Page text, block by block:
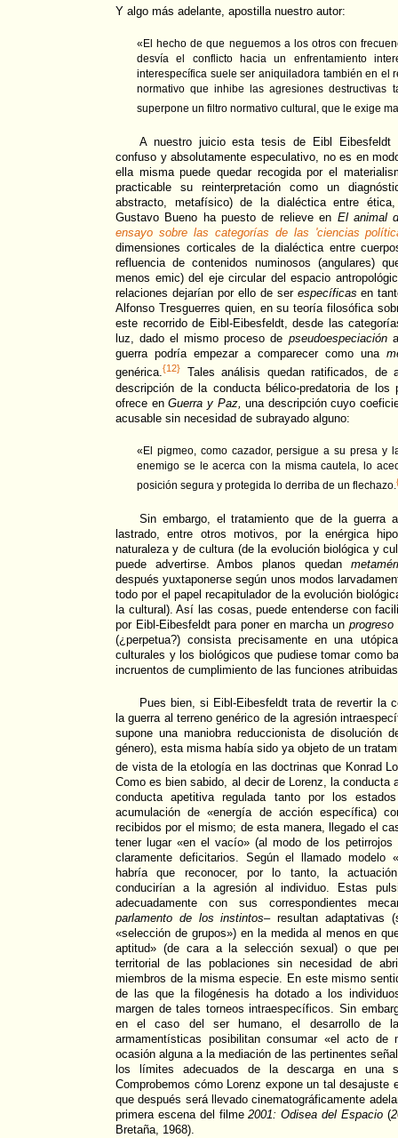
Y algo más adelante, apostilla nuestro autor:
«El hecho de que neguemos a los otros con
desvía el conflicto hacia un enfrentamiento
interespecífica suele ser aniquiladora también en el
normativo que inhibe las agresiones destructivas
superpone un filtro normativo cultural, que le exige
A nuestro juicio esta tesis de Eibl Eibesfeldt
confuso y absolutamente especulativo, no es en
ella misma puede quedar recogida por el
practicable su reinterpretación como un
abstracto, metafísico) de la dialéctica entre
Gustavo Bueno ha puesto de relieve en El animal
ensayo sobre las categorías de las 'ciencias
dimensiones corticales de la dialéctica entre
refluencia de contenidos numinosos (angulares)
menos emic) del eje circular del espacio
relaciones dejarían por ello de ser específicas en
Alfonso Tresguerres quien, en su teoría filosófica
este recorrido de Eibl-Eibesfeldt, desde las
luz, dado el mismo proceso de pseudoespeciación
guerra podría empezar a comparecer como una
genérica.{12}
Tales análisis quedan ratificados, de
descripción de la conducta bélico-predatoria de los
ofrece enGuerra y Paz, una descripción cuyo
acusable sin necesidad de subrayado alguno:
«El pigmeo, como cazador, persigue a su presa y
enemigo se le acerca con la misma cautela, lo
posición segura y protegida lo derriba de un flechazo.
Sin embargo, el tratamiento que de la guerra
lastrado, entre otros motivos, por la enérgica
naturaleza y de cultura (de la evolución biológica y
puede advertirse. Ambos planos quedan
después yuxtaponerse según unos modos
todo por el papel recapitulador de la evolución
la cultural). Así las cosas, puede entenderse con
por Eibl-Eibesfeldt para poner en marcha un progreso
(¿perpetua?) consista precisamente en una
culturales y los biológicos que pudiese tomar como
incruentos de cumplimiento de las funciones
Pues bien, si Eibl-Eibesfeldt trata de revertir la
la guerra al terreno genérico de la agresión
supone una maniobra reduccionista de disolución
género), esta misma había sido ya objeto de un
de vista de la etología en las doctrinas que Konrad
Como es bien sabido, al decir de Lorenz, la conducta
conducta apetitiva regulada tanto por los
acumulación de «energía de acción específica)
recibidos por el mismo; de esta manera, llegado el
tener lugar «en el vacío» (al modo de los
claramente deficitarios. Según el llamado modelo
habría que reconocer, por lo tanto, la
conducirían a la agresión al individuo. Estas
adecuadamente con sus correspondientes
parlamento de los instintos– resultan adaptativas
«selección de grupos») en la medida al menos en
aptitud» (de cara a la selección sexual) o que
territorial de las poblaciones sin necesidad de
miembros de la misma especie. En este mismo
de las que la filogénesis ha dotado a los
margen de tales torneos intraespecíficos. Sin
en el caso del ser humano, el desarrollo de
armamentísticas posibilitan consumar «el acto de
ocasión alguna a la mediación de las pertinentes
los límites adecuados de la descarga en una
Comprobemos cómo Lorenz expone un tal desajuste
que después será llevado cinematográficamente
primera escena del filme2001: Odisea del Espacio(
Bretaña, 1968).